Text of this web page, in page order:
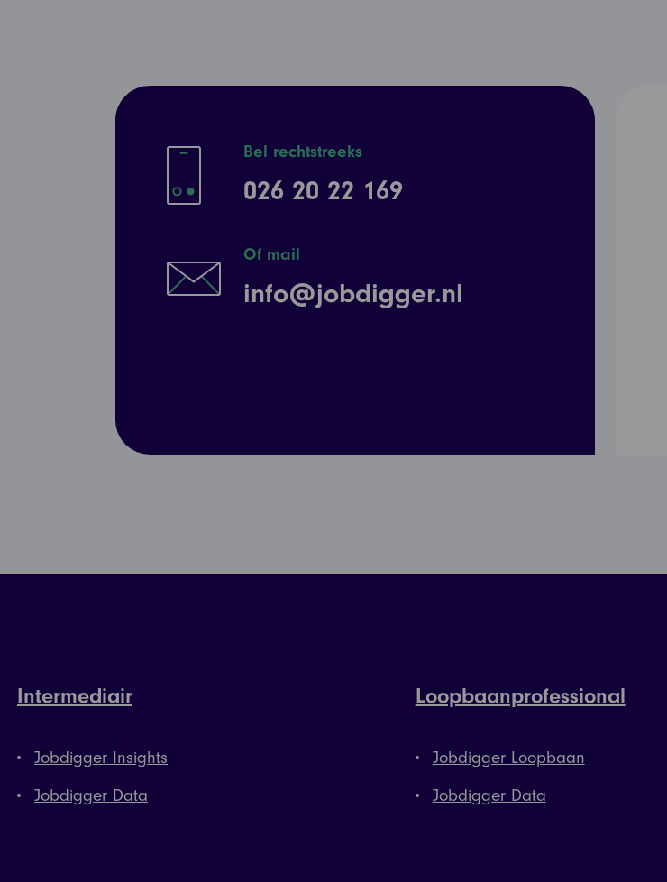
Bel rechtstreeks
026 20 22 169
Of mail
info@jobdigger.nl
Intermediair
Jobdigger Insights
Jobdigger Data
Loopbaanprofessional
Jobdigger Loopbaan
Jobdigger Data